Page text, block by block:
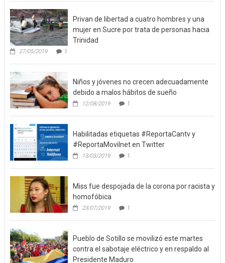
Privan de libertad a cuatro hombres y una
mujer en Sucre por trata de personas hacia
Trinidad
27/05/2019 1
Niños y jóvenes no crecen adecuadamente
debido a malos hábitos de sueño
12/08/2019 1
Habilitadas etiquetas #ReportaCantv y
#ReportaMovilnet en Twitter
13/03/2019 1
Miss fue despojada de la corona por racista y
homofóbica
23/07/2019 1
Pueblo de Sotillo se movilizó este martes
contra el sabotaje eléctrico y en respaldo al
Presidente Maduro